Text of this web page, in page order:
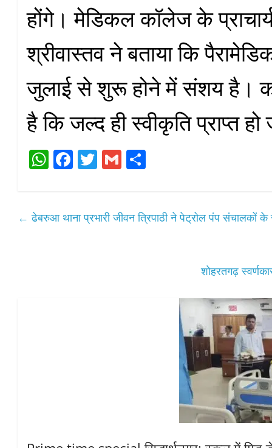
होंगे। मेडिकल कॉलेज के
श्रीवास्तव ने बताया कि
जुलाई से शुरू होने में संशय है।
है कि जल्द ही स्वीकृति प्राप्त
W
A
Fa
ok
T
r
G
← ढेबरुआ थाना प्रभारी जीवन त्रिपाठी ने पेट्रोल पंप संचालकों
शोहरतगढ़